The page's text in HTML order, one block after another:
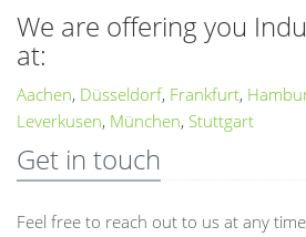
We are offering you
at:
Aachen, Düsseldorf, Frankfurt,
Leverkusen, München, Stuttgart
Get in touch
Feel free to reach out to us at any